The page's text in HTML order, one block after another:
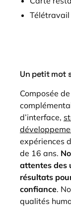
Un petit mot
Composée
d’interface,
expériences
de 16 ans.
attentes des
résultats
confiance.
qualités